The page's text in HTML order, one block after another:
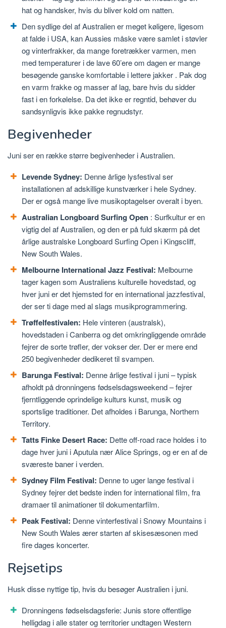
hat og handsker, hvis du bliver kold om natten.
Den sydlige del af Australien er meget køligere, ligesom
at falde i USA, kan Aussies måske være samlet i støvler
og vinterfrakker, da mange foretrækker varmen, men
med temperaturer i de lave 60’ere om dagen er mange
besøgende ganske komfortable i lettere jakker . Pak dog
en varm frakke og masser af lag, bare hvis du sidder
fast i en forkølelse. Da det ikke er regntid, behøver du
sandsynligvis ikke pakke regnudstyr.
Begivenheder
Juni ser en række større begivenheder i Australien.
Levende Sydney: Denne årlige lysfestival ser
installationen af ​​adskillige kunstværker i hele Sydney.
Der er også mange live musikoptagelser overalt i byen.
Australian Longboard Surfing Open : Surfkultur er en
vigtig del af Australien, og den er på fuld skærm på det
årlige australske Longboard Surfing Open i Kingscliff,
New South Wales.
Melbourne International Jazz Festival: Melbourne
tager kagen som Australiens kulturelle hovedstad, og
hver juni er det hjemsted for en international jazzfestival,
der ser ti dage med al slags musikprogrammering.
Trøffelfestivalen: Hele vinteren (australsk),
hovedstaden i Canberra og det omkringliggende område
fejrer de sorte trøfler, der vokser der. Der er mere end
250 begivenheder dedikeret til svampen.
Barunga Festival: Denne årlige festival i juni – typisk
afholdt på dronningens fødselsdagsweekend – fejrer
fjerntliggende oprindelige kulturs kunst, musik og
sportslige traditioner. Det afholdes i Barunga, Northern
Territory.
Tatts Finke Desert Race: Dette off-road race holdes i to
dage hver juni i Aputula nær Alice Springs, og er en af ​​de
sværeste baner i verden.
Sydney Film Festival: Denne to uger lange festival i
Sydney fejrer det bedste inden for international film, fra
dramaer til animationer til dokumentarfilm.
Peak Festival: Denne vinterfestival i Snowy Mountains i
New South Wales ærer starten af ​​skisesæsonen med
fire dages koncerter.
Rejsetips
Husk disse nyttige tip, hvis du besøger Australien i juni.
Dronningens fødselsdagsferie: Junis store offentlige
helligdag i alle stater og territorier undtagen Western